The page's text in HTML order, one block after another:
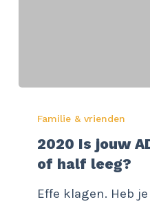
jouw
ADD
glas
Familie & vrienden
2020 Is jouw
of half leeg?
Effe klagen. Heb